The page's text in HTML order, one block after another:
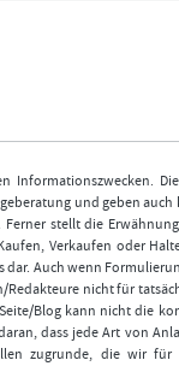
Informationszwecken.
und geben
stellt die
Verkaufen oder
Auch wenn
nicht für
Blog kann nicht die
dass jede Art von
zugrunde, die wir für